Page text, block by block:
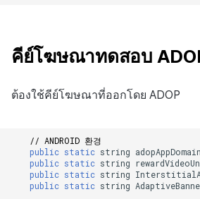
คีย์โฆษณาทดสอบ
ต้องใช้คีย์โฆษณาที่ออกโดย ADOP
// ANDROID 환경
public static string adopAppDomain
public static string
public static string
public static string